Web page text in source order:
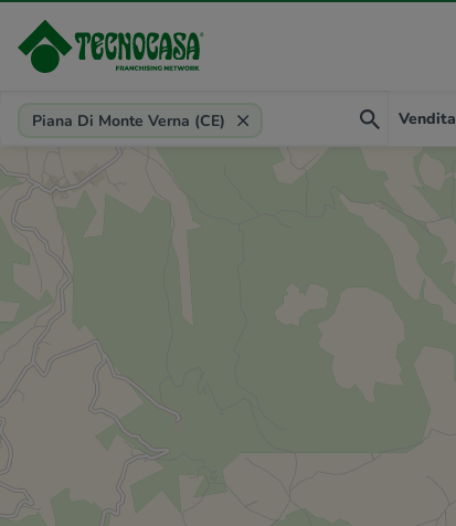
Provincia, comune, zona, riferimento
Piana Di Monte Verna (CE) Vendita